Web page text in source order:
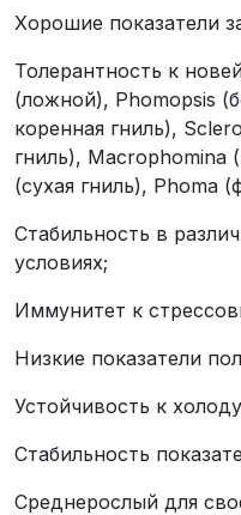
Хорошие показатели
Толерантность к
(ложной), Phomopsis
коренная гниль),
гниль), Macrophomina
(сухая гниль), Phoma
Стабильность в
условиях;
Иммунитет к
Низкие показатели
Устойчивость к
Стабильность
Среднерослый для